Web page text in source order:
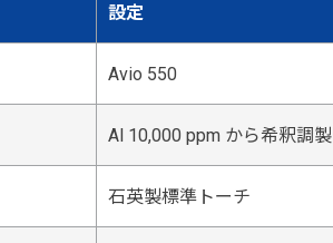
設定
Avio 550
Al 10,000 ppm から希釈調製
石英製標準トーチ